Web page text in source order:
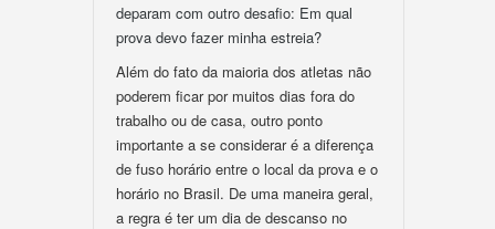
deparam com outro desafio: Em qual
prova devo fazer minha estreia?
Além do fato da maioria dos atletas não
poderem ficar por muitos dias fora do
trabalho ou de casa, outro ponto
importante a se considerar é a diferença
de fuso horário entre o local da prova e o
horário no Brasil. De uma maneira geral,
a regra é ter um dia de descanso no